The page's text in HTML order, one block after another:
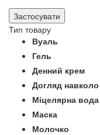
Застосувати
Тип товару
Вуаль
Гель
Денний крем
Догляд навколо
Міцелярна вода
Маска
Молочко